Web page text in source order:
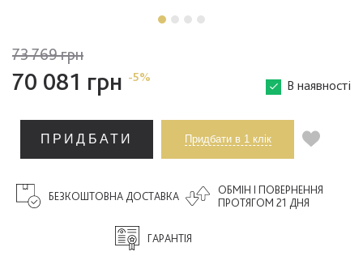
73 769 грн
70 081 грн -5% В наявності
ПРИДБАТИ Придбати в 1 клік
ОБМІН І ПОВЕРНЕННЯ
ПРОТЯГОМ 21 ДНЯ
ГАРАНТІЯ
БЕЗКОШТОВНА ДОСТАВКА